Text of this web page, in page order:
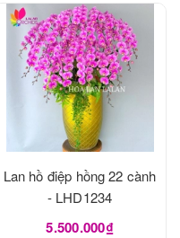
Lan hồ điệp hồng 22 cành
- LHD1234
5.500.000₫